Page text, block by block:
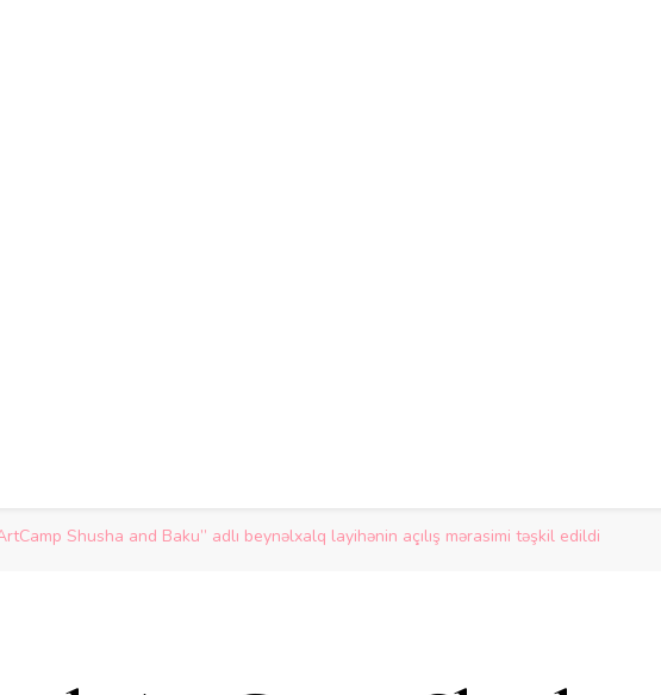
Shusha and Baku” adlı beynəlxalq layihənin açılış mərasimi təşkil edildi